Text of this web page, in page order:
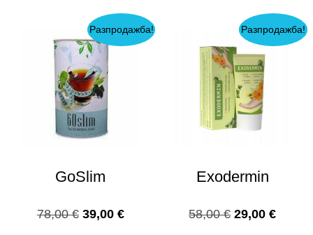
Разпродажба!
GoSlim
78,00€ Original
39,00 €Текущата
Разпродажба!
Exodermin
58,00€ Original
29,00€